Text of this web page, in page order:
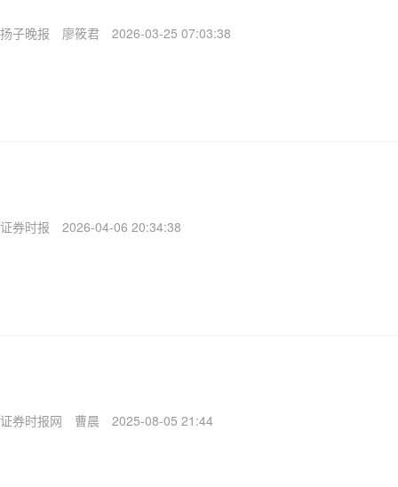
扬子晚报 廖筱君 2026-03-25 07:03:38
证券时报 2026-04-06 20:34:38
证券时报网 曹晨 2025-08-05 21:44